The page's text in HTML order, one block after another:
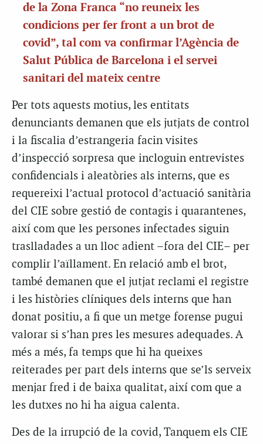
de la Zona Franca “no reuneix les
condicions per fer front a un brot de
covid”, tal com va confirmar l’Agència de
Salut Pública de Barcelona i el servei
sanitari del mateix centre
Per tots aquests motius, les entitats
denunciants demanen que els jutjats de control
i la fiscalia d’estrangeria facin visites
d’inspecció sorpresa que incloguin entrevistes
confidencials i aleatòries als interns, que es
requereixi l’actual protocol d’actuació sanitària
del CIE sobre gestió de contagis i quarantenes,
així com que les persones infectades siguin
traslladades a un lloc adient –fora del CIE– per
complir l’aïllament. En relació amb el brot,
també demanen que el jutjat reclami el registre
i les històries clíniques dels interns que han
donat positiu, a fi que un metge forense pugui
valorar si s’han pres les mesures adequades. A
més a més, fa temps que hi ha queixes
reiterades per part dels interns que se’ls serveix
menjar fred i de baixa qualitat, així com que a
les dutxes no hi ha aigua calenta.
Des de la irrupció de la covid, Tanquem els CIE